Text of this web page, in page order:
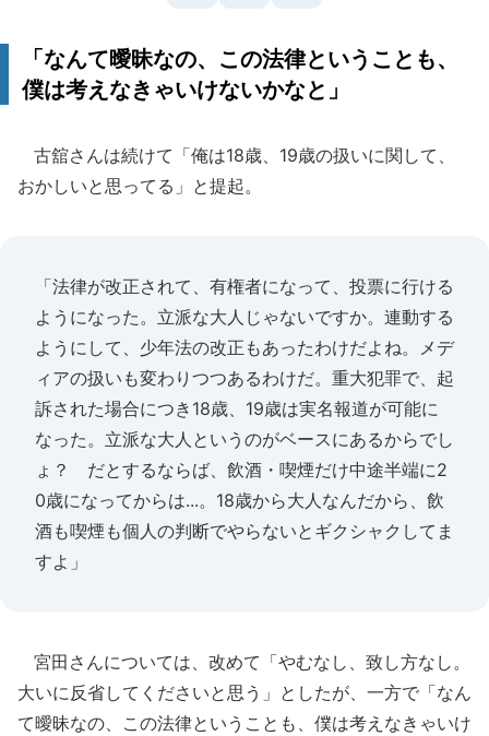
「なんて曖昧なの、この法律ということも、
僕は考えなきゃいけないかなと」
古舘さんは続けて「俺は18歳、19歳の扱いに関して、
おかしいと思ってる」と提起。
「法律が改正されて、有権者になって、投票に行ける
ようになった。立派な大人じゃないですか。連動する
ようにして、少年法の改正もあったわけだよね。メデ
ィアの扱いも変わりつつあるわけだ。重大犯罪で、起
訴された場合につき18歳、19歳は実名報道が可能に
なった。立派な大人というのがベースにあるからでし
ょ？ だとするならば、飲酒・喫煙だけ中途半端に2
0歳になってからは...。18歳から大人なんだから、飲
酒も喫煙も個人の判断でやらないとギクシャクしてま
すよ」
宮田さんについては、改めて「やむなし、致し方なし。
大いに反省してくださいと思う」としたが、一方で「なん
て曖昧なの、この法律ということも、僕は考えなきゃいけ